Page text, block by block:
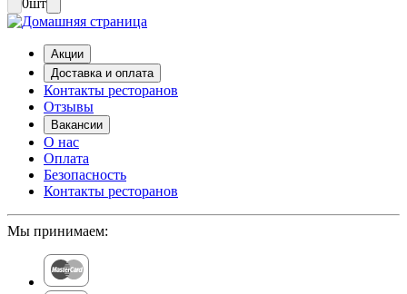
Акции
Доставка и оплата
Контакты ресторанов
Отзывы
Вакансии
О нас
Оплата
Безопасность
Контакты ресторанов
Мы принимаем: